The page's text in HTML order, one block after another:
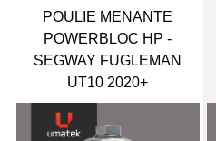
POULIE MENANTE
POWERBLOC HP -
SEGWAY FUGLEMAN
UT10 2020+